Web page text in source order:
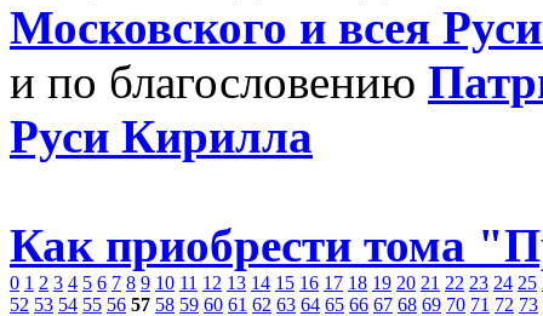
Московского и всея
и по благословению
Руси Кирилла
Как приобрести тома
0 1 2 3 4 5 6 7 8 9 10 11 12 13 14 15 16 17 18 19 20 21 22 23 24 25
52 53 54 55 56 57 58 59 60 61 62 63 64 65 66 67 68 69 70 71 72 73